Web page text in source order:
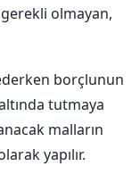
olmayan,
borçlunun
tutmaya
malların
yapılır.